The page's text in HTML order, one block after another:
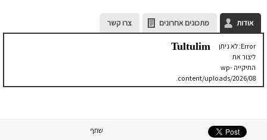
אודות מתכונים אחרונים צרו קשר
Error: לא ניתן
ליצור את
התיקייה wp-
content/uploads/2026/08.
יש לבדוק
Tultulim
שתף